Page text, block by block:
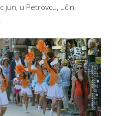
jun, u Petrovcu, učini